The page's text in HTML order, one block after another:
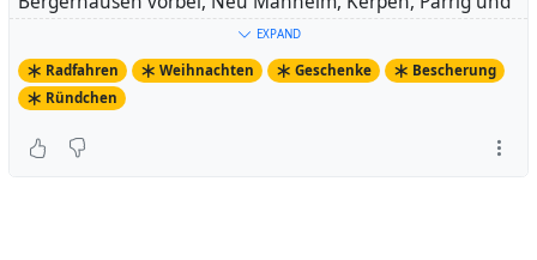
zu hause. Den Fuffi allerdings nur vollgemacht, weil ich
vor unserem Haus noch mal beide Kreisverkehre
durchquerte.
Habe dazu mal wieder #
TheViper
EXPAND
Radfahren Weihnachten Geschenke
Bescherung
Ründchen